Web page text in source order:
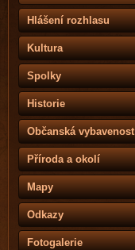
Hlášení rozhlasu
Kultura
Spolky
Historie
Občanská vybavenost
Příroda a okolí
Mapy
Odkazy
Fotogalerie